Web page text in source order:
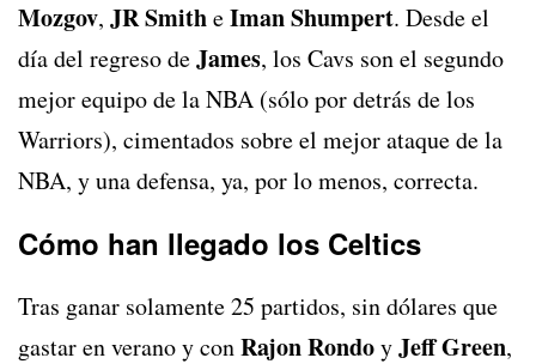
Mozgov, JR SmitheIman Shumpert. Desde el
día del regreso deJames, los Cavs son el segundo
mejor equipo de la NBA (sólo por detrás de los
Warriors), cimentados sobre el mejor ataque de la
NBA, y una defensa, ya, por lo menos, correcta.
Cómo han llegado los Celtics
Tras ganar solamente 25 partidos, sin dólares que
gastar en verano y conRajon RondoyJeff Green,